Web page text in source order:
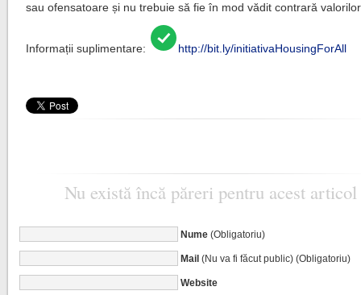
sau ofensatoare și nu trebuie să fie în mod vădit contrară
Informații suplimentare: http://bit.ly/initiativaHousingForAll
Nu există încă păreri pentru acest articol
Nume(Obligatoriu)
Mail(Nu va fi făcut public) (Obligatoriu)
Website